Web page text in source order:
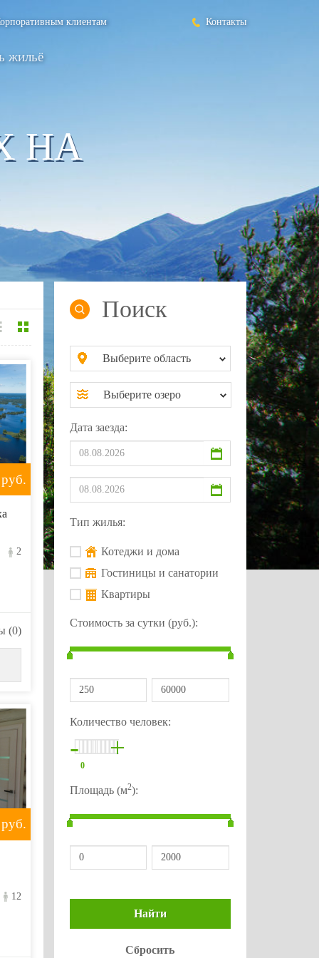
Контакты
клиентам
жильё
НА
2
(0)
12
Поиск
Выберите область
Выберите озеро
Дата заезда:
Тип жилья:
Котеджи и дома
Гостиницы и санатории
Квартиры
Стоимость за сутки (руб.):
Количество человек:
-
0
+
Площадь (м2):